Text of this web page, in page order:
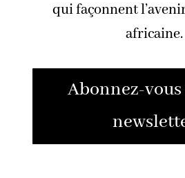
qui façonnent
africaine.
Abonnez-